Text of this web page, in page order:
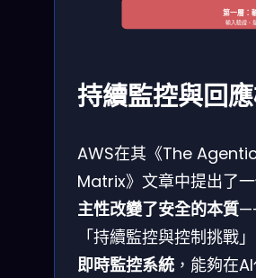
第一層：
輸入驗證、
持續監控與回
AWS在其《The
Matrix》文章中提出了一
主性改變了安全的本質
「持續監控與控制挑戰
即時監控系統 ，能夠在